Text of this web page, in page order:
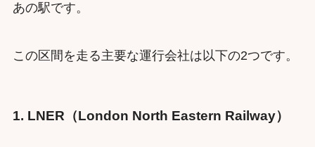
あの駅です。
この区間を走る主要な運行会社は以下の2つです。
1. LNER（London North Eastern Railway）